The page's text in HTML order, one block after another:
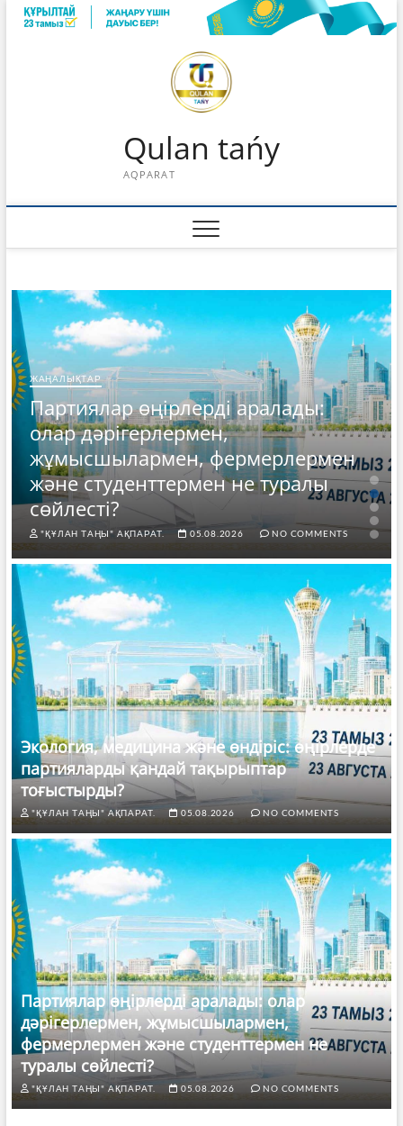
Skip
Qulan tańy
AQPARAT
аралады:
фермерлермен
не туралы
05.08.2026 NO COMMENTS
ЖАҢАЛЫҚТАР
72,3%
проголосовать
"ҚҰЛАН ТАҢЫ" АҚПАРАТ.
Экология, медицина және өндіріс: өңірлерде
партияларды қандай тақырыптар
тоғыстырды?
"ҚҰЛАН ТАҢЫ" АҚПАРАТ. 05.08.2026 NO COMMENTS
Партиялар өңірлерді аралады: олар
дәрігерлермен, жұмысшылармен,
фермерлермен және студенттермен не
туралы сөйлесті?
"ҚҰЛАН ТАҢЫ" АҚПАРАТ. 05.08.2026 NO COMMENTS